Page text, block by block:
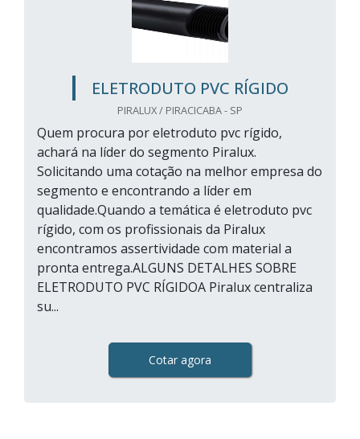
ELETRODUTO PVC RÍGIDO
PIRALUX / PIRACICABA - SP
Quem procura por eletroduto pvc rígido,
achará na líder do segmento Piralux.
Solicitando uma cotação na melhor empresa do
segmento e encontrando a líder em
qualidade.Quando a temática é eletroduto pvc
rígido, com os profissionais da Piralux
encontramos assertividade com material a
pronta entrega.ALGUNS DETALHES SOBRE
ELETRODUTO PVC RÍGIDOA Piralux centraliza
su...
Cotar agora